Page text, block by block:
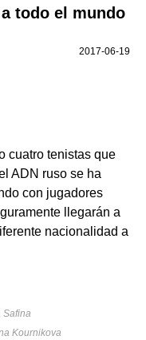
todo el mundo
2017-06-19
cuatro tenistas que
ADN ruso se ha
con jugadores
llegarán a
nacionalidad a
Safina
Kournikova